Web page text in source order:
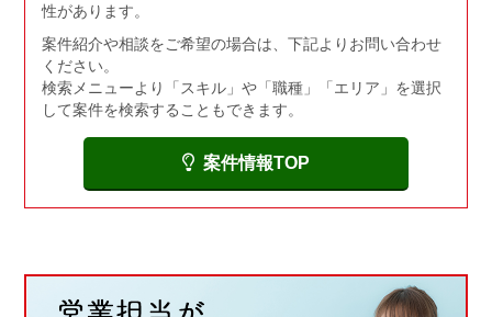
性があります。
案件紹介や相談をご希望の場合は、下記よりお問い合わせ
ください。
検索メニューより「スキル」や「職種」「エリア」を選択
して案件を検索することもできます。
案件情報TOP